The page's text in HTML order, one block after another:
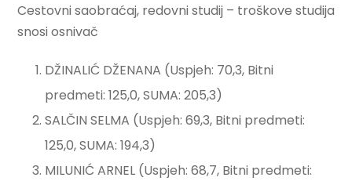
Cestovni saobraćaj, redovni studij – troškove studija
snosi osnivač
DŽINALIĆ DŽENANA (Uspjeh: 70,3, Bitni
predmeti: 125,0, SUMA: 205,3)
SALČIN SELMA (Uspjeh: 69,3, Bitni predmeti:
125,0, SUMA: 194,3)
MILUNIĆ ARNEL (Uspjeh: 68,7, Bitni predmeti: